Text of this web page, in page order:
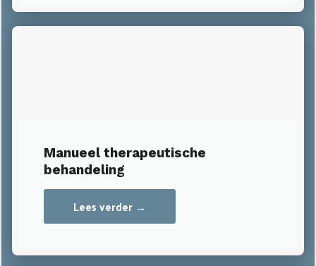
Manueel therapeutische
behandeling
Lees verder →